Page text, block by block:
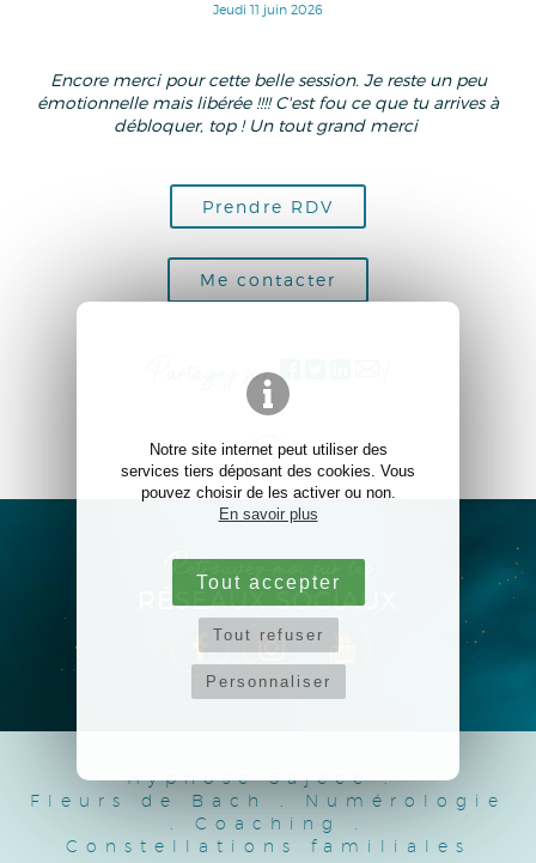
Notre site internet peut utiliser des
services tiers déposant des cookies. Vous
pouvez choisir de les activer ou non.
En savoir plus
Tout accepter
Tout refuser
Personnaliser
Jeudi 11 juin 2026
Encore merci pour cette belle session. Je reste un peu
émotionnelle mais libérée !!!! C'est fou ce que tu arrives à
débloquer, top ! Un tout grand merci
Prendre RDV
Me contacter
Partagez sur
RÉSEAUX SOCIAUX
Hypnose Sajece.
Fleurs de Bach
Numérologie
Coaching
Constellations familiales